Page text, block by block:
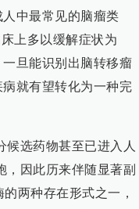
中最常见的脑瘤类
上多以缓解症状为
旦能识别出脑转移瘤
就有望转化为一种完
选药物甚至已进入人
因此历来伴随显著副
两种存在形式之一，